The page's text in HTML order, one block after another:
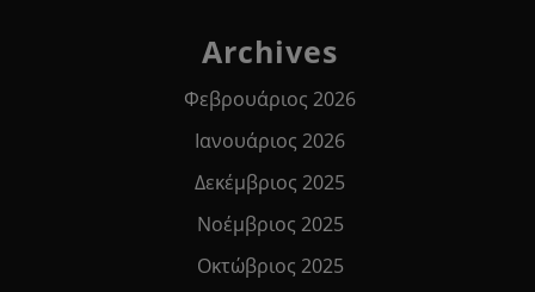
Archives
Φεβρουάριος 2026
Ιανουάριος 2026
Δεκέμβριος 2025
Νοέμβριος 2025
Οκτώβριος 2025